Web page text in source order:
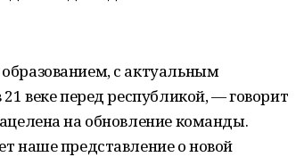
с актуальным
веке перед республикой, — говорит
на обновление команды.
наше представление о новой